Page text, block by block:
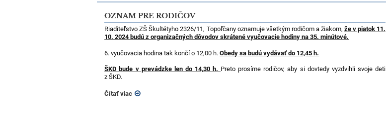
OZNAM PRE RODIČOV
Riaditeľstvo ZŠ Škultétyho 2326/11, Topoľčany oznamuje všetkým rodičom a žiakom, že v piatok 11.
10. 2024 budú z organizačných dôvodov skrátené vyučovacie hodiny na 35. minútové.
6. vyučovacia hodina tak končí o 12,00 h.Obedy sa budú vydávať do 12,45 h.
ŠKD bude v prevádzke len do 14,30 h. Preto prosíme rodičov, aby si dovtedy vyzdvihli svoje deti
z ŠKD.
Čítať viac